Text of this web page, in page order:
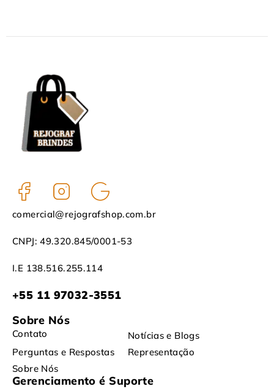
comercial@rejografshop.com.br
CNPJ: 49.320.845/0001-53
I.E 138.516.255.114
+55 11 97032-3551
Sobre Nós
Contato
Notícias e Blogs
Perguntas e Respostas
Representação
Sobre Nós
Gerenciamento é Suporte